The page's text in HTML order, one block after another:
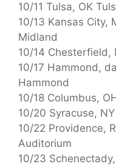
10/11 Tulsa, OK
10/13 Kansas City,
Midland
10/14 Chesterfield,
10/17 Hammond,
Hammond
10/18 Columbus,
10/20 Syracuse,
10/22 Providence,
Auditorium
10/23